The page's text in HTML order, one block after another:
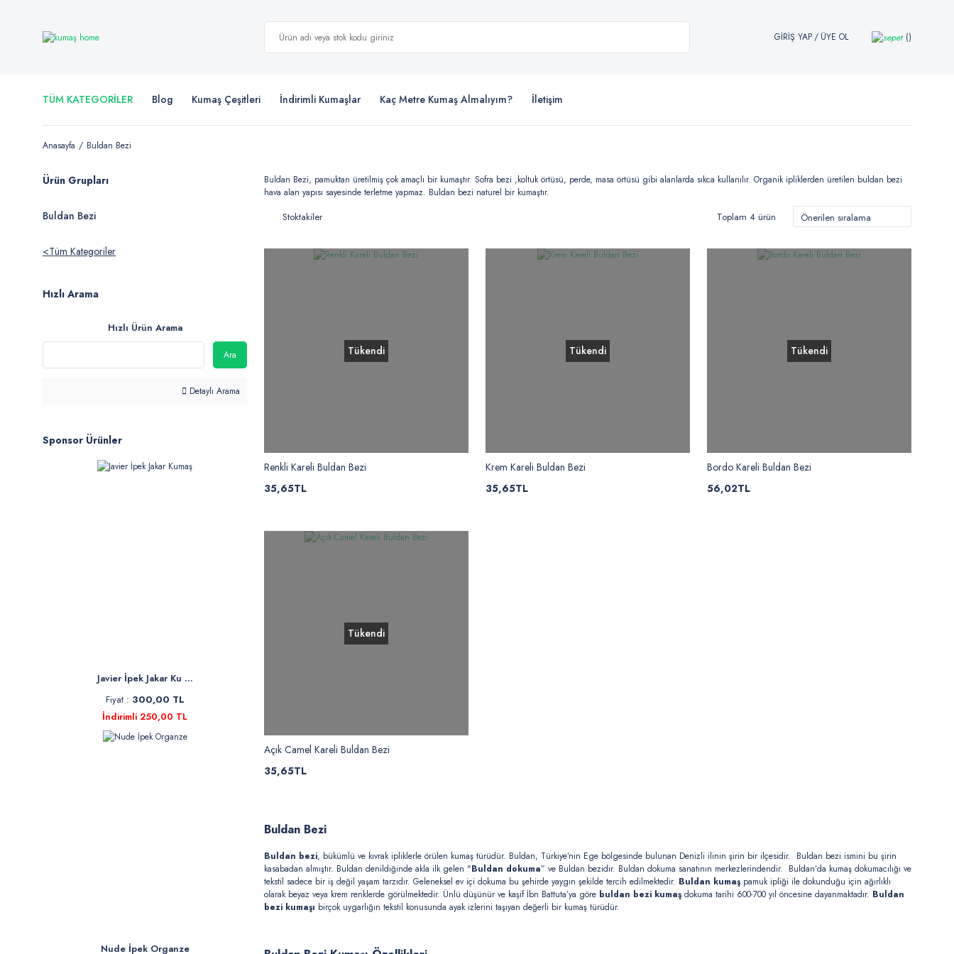
GİRİŞ YAP/ ÜYE OL
TÜM KATEGORİLER Blog Kumaş Çeşitleri İndirimli Kumaşlar Kaç Metre Kumaş Almalıyım? İletişim
Anasayfa Buldan Bezi
Ürün Grupları
Buldan Bezi
Tüm Kategoriler
Hızlı Arama
Hızlı Ürün Arama
Ara
Detaylı Arama
Sponsor Ürünler
Javier İpek Jakar Ku ...
Fiyat : 300,00 TL
İndirimli 250,00 TL
Nude İpek Organze
Buldan Bezi, pamuktan üretilmiş çok amaçlı bir kumaştır. Sofra bezi ,koltuk örtüsü, perde, masa örtüsü gibi alanlarda sıkca kullanılır. Organik ipliklerden üretilen buldan bezi
hava alan yapısı sayesinde terletme yapmaz. Buldan bezi naturel bir kumaştır.
Stoktakiler Toplam 4 ürün
Tükendi
Renkli Kareli Buldan Bezi
35,65TL
Tükendi
Krem Kareli Buldan Bezi
35,65TL
Tükendi
Bordo Kareli Buldan Bezi
56,02TL
Tükendi
Açık Camel Kareli Buldan Bezi
35,65TL
Buldan Bezi
Buldan bezi, bükümlü ve kıvrak ipliklerle örülen kumaş türüdür. Buldan, Türkiye’nin Ege bölgesinde bulunan Denizli ilinin şirin bir ilçesidir. Buldan bezi ismini bu şirin
kasabadan almıştır. Buldan denildiğinde akla ilk gelen "Buldan dokuma” ve Buldan bezidir. Buldan dokuma sanatının merkezlerindendir. Buldan’da kumaş dokumacılığı ve
tekstil sadece bir iş değil yaşam tarzıdır. Geleneksel ev içi dokuma bu şehirde yaygın şekilde tercih edilmektedir. Buldan kumaşpamuk ipliği ile dokunduğu için ağırlıklı
olarak beyaz veya krem renklerde görülmektedir. Ünlü düşünür ve kaşif İbn Battuta’ya göre buldan bezi kumaşdokuma tarihi 600-700 yıl öncesine dayanmaktadır. Buldan
bezi kumaşı birçok uygarlığın tekstil konusunda ayak izlerini taşıyan değerli bir kumaş türüdür.